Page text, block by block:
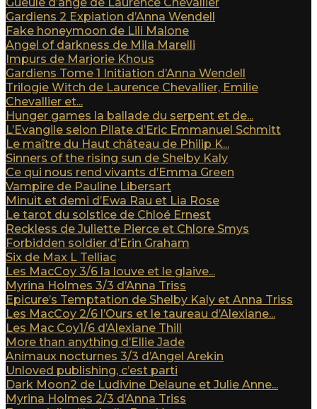
Gardiens 2 Expiation d’Anna Wendell
Fake honeymoon de Lili Malone
Angel of darkness de Mila Marelli
Impurs de Marjorie Khous
Gardiens Tome 1 Initiation d’Anna Wendell
Trilogie Witch de Laurence Chevallier, Emilie
Chevallier et...
Hunger games la ballade du serpent et de...
L’Evangile selon Pilate d’Eric Emmanuel Schmitt
Le maître du Haut château de Philip K...
Sinners of the rising sun de Shelby Kaly
Ce qui nous rend vivants d’Emma Green
Vampire de Pauline Libersart
Minuit et demi d’Ewa Rau et Lia Rose
Le tarot du solstice de Chloé Ernest
Reckless de Juliette Pierce et Chlore Smys
Forbidden soldier d’Erin Graham
Six de Max L Telliac
Les MacCoy 3/6 la louve et le glaive...
Myrina Holmes 3/3 d’Anna Triss
Epicure’s Temptation de Shelby Kaly et Anna Triss
Les MacCoy 2/6 l’Ours et le taureau d’Alexiane...
Les Mac Coy1/6 d’Alexiane Thill
More than anything d’Ellie Jade
Animaux nocturnes 3/3 d’Angel Arekin
Unloved publishing, c’est parti
Dark Moon2 de Ludivine Delaune et Julie Anne...
Myrina Holmes 2/3 d’Anna Triss